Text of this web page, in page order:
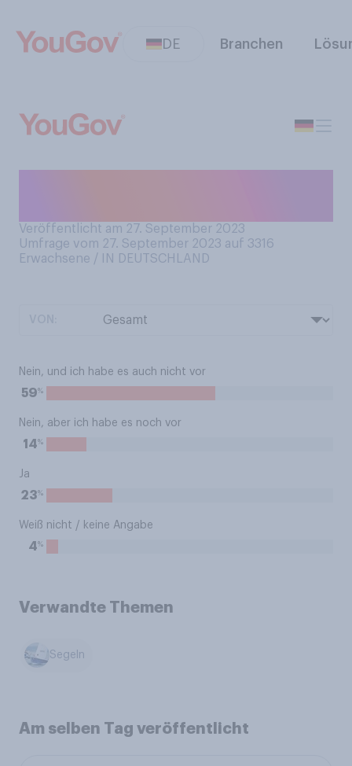
DE Branchen
Veröffentlicht am 27. September 2023
Umfrage vom 27. September 2023 auf 3316
Erwachsene / IN DEUTSCHLAND
Nein, und ich habe es auch nicht vor
59%
Nein, aber ich habe es noch vor
14%
Ja
23%
Weiß nicht / keine Angabe
4%
Verwandte Themen
Segeln
Am selben Tag veröffentlicht